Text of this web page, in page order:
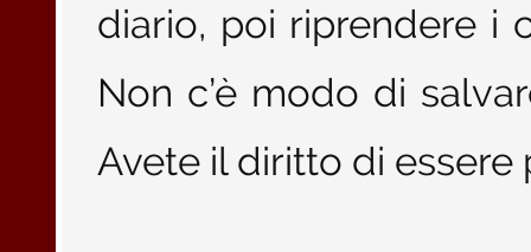
diario, poi riprendere i
Non c’è modo di
Avete il diritto di essere